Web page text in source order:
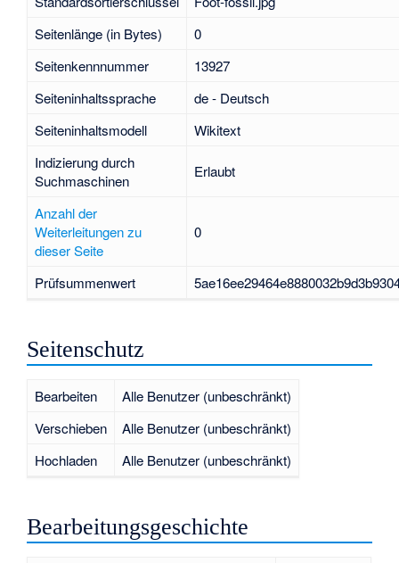
Seitenlänge (in Bytes)
0
Seitenkennnummer
13927
Seiteninhaltssprache
de - Deutsch
Seiteninhaltsmodell
Wikitext
Indizierung durch
Suchmaschinen
Erlaubt
Anzahl der
Weiterleitungen zu
dieser Seite
0
Prüfsummenwert
Seitenschutz
Bearbeiten
Alle Benutzer (unbeschränkt)
Verschieben
Alle Benutzer (unbeschränkt)
Hochladen
Alle Benutzer (unbeschränkt)
Bearbeitungsgeschichte